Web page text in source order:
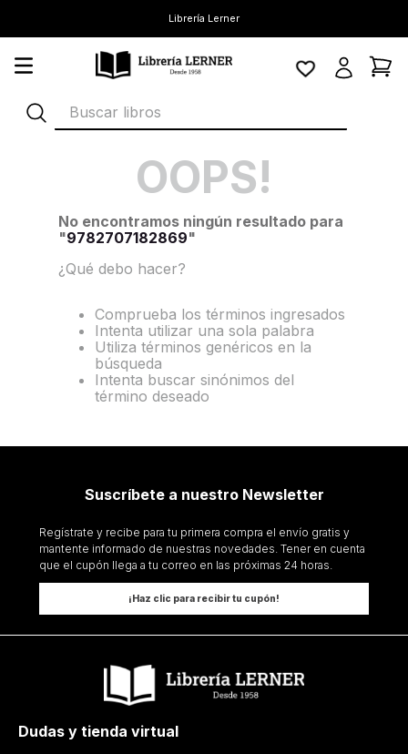
Librería Lerner
Buscar libros
OOPS!
No encontramos ningún resultado para
"9782707182869"
¿Qué debo hacer?
Comprueba los términos ingresados
Intenta utilizar una sola palabra
Utiliza términos genéricos en la
búsqueda
Intenta buscar sinónimos del
término deseado
Suscríbete a nuestro Newsletter
Regístrate y recibe para tu primera compra el envío gratis y
mantente informado de nuestras novedades. Tener en cuenta
que el cupón llega a tu correo en las próximas 24 horas.
¡Haz clic para recibir tu cupón!
Dudas y tienda virtual